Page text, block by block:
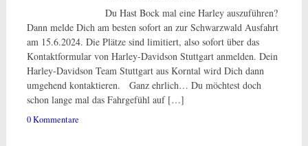
Du Hast Bock mal eine Harley auszuführen?
Dann melde Dich am besten sofort an zur Schwarzwald Ausfahrt
am 15.6.2024. Die Plätze sind limitiert, also sofort über das
Kontaktformular von Harley-Davidson Stuttgart anmelden. Dein
Harley-Davidson Team Stuttgart aus Korntal wird Dich dann
umgehend kontaktieren. Ganz ehrlich… Du möchtest doch
schon lange mal das Fahrgefühl auf […]
0 Kommentare